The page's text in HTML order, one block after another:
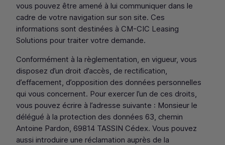
vous pouvez être amené à lui communiquer dans le
cadre de votre navigation sur son site. Ces
informations sont destinées à CM-CIC Leasing
Solutions pour traiter votre demande.
Conformément à la règlementation, en vigueur, vous
disposez d’un droit d’accès, de rectiﬁcation,
d’effacement, d’opposition des données personnelles
qui vous concernent. Pour exercer l’un de ces droits,
vous pouvez écrire à l’adresse suivante : Monsieur le
délégué à la protection des données 63, chemin
Antoine Pardon, 69814 TASSIN Cédex. Vous pouvez
aussi introduire une réclamation auprès de la